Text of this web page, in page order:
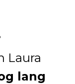
Laura
lang